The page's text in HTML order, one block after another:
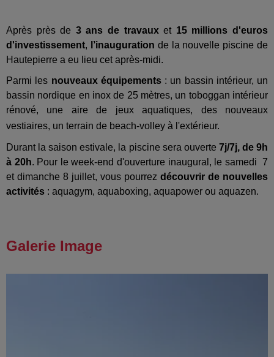
Après près de 3 ans de travauxet 15 millions d'euros
d'investissement, l’inauguration de la nouvelle piscine de
Hautepierre a eu lieu cet après-midi.
Parmi les nouveaux équipements: un bassin intérieur, un
bassin nordique en inox de 25 mètres, un toboggan intérieur
rénové, une aire de jeux aquatiques, des nouveaux
vestiaires, un terrain de beach-volley à l'extérieur.
Durant la saison estivale, la piscine sera ouverte 7j/7j, de 9h
à 20h. Pour le week-end d'ouverture inaugural, le samedi 7
et dimanche 8 juillet, vous pourrez découvrir de nouvelles
activités : aquagym, aquaboxing, aquapower ou aquazen.
Galerie Image